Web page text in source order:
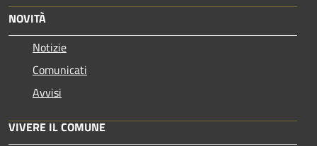
NOVITÀ
Notizie
Comunicati
Avvisi
VIVERE IL COMUNE